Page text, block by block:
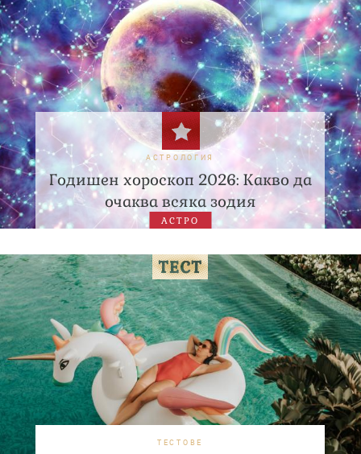
АСТРОЛОГИЯ
Годишен хороскоп 2026: Какво да
очаква всяка зодия
АСТРО
ТЕСТОВЕ